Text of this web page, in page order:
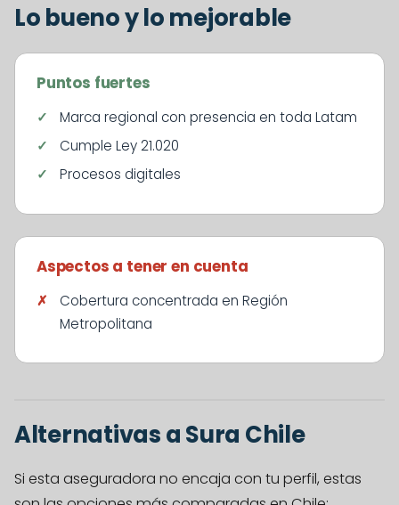
Lo bueno y lo mejorable
Puntos fuertes
Marca regional con presencia en toda Latam
Cumple Ley 21.020
Procesos digitales
Aspectos a tener en cuenta
Cobertura concentrada en Región
Metropolitana
Alternativas a Sura Chile
Si esta aseguradora no encaja con tu perfil, estas